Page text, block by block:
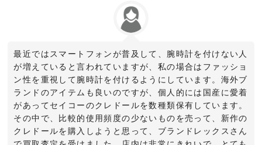
最近ではスマートフォンが普及して、腕時計を付けない人
が増えていると言われていますが、私の場合はファッショ
ン性を重視して腕時計を付けるようにしています。海外ブ
ランドのアイテムも良いのですが、個人的には国産に愛着
があってセイコーのクレドールを数種類保有しています。
その中で、比較的使用頻度の少ないものを売って、新作の
クレドールを購入しようと思って、ブランドレックスさん